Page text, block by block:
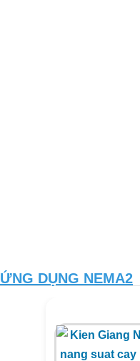
ỨNG DỤNG NEMA2